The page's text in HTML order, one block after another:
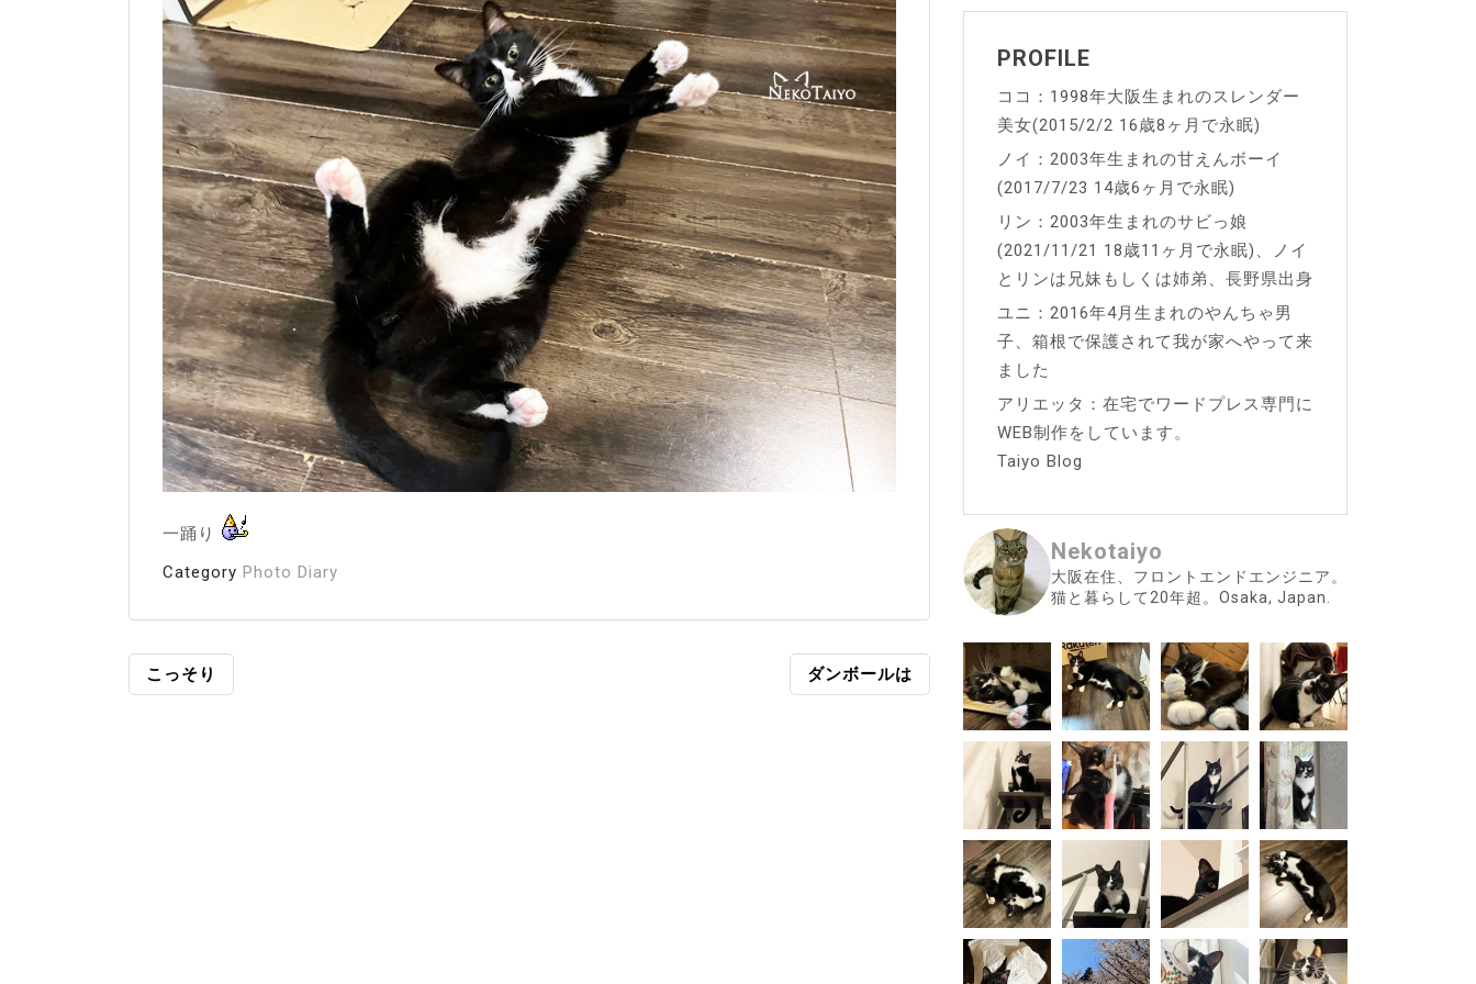
一踊り
Category Photo Diary
投
こっそり ダンボールは
PROFILE
ココ：1998年大阪生まれのスレンダー
美女(2015/2/2 16歳8ヶ月で永眠)
ノイ：2003年生まれの甘えんボーイ
(2017/7/23 14歳6ヶ月で永眠)
リン：2003年生まれのサビっ娘
(2021/11/21 18歳11ヶ月で永眠)、ノイ
とリンは兄妹もしくは姉弟、長野県出身
ユニ：2016年4月生まれのやんちゃ男
子、箱根で保護されて我が家へやって来
ました
アリエッタ：在宅でワードプレス専門に
WEB制作をしています。
Taiyo Blog
Nekotaiyo
大阪在住、フロントエンドエンジニア。
猫と暮らして20年超。Osaka, Japan.